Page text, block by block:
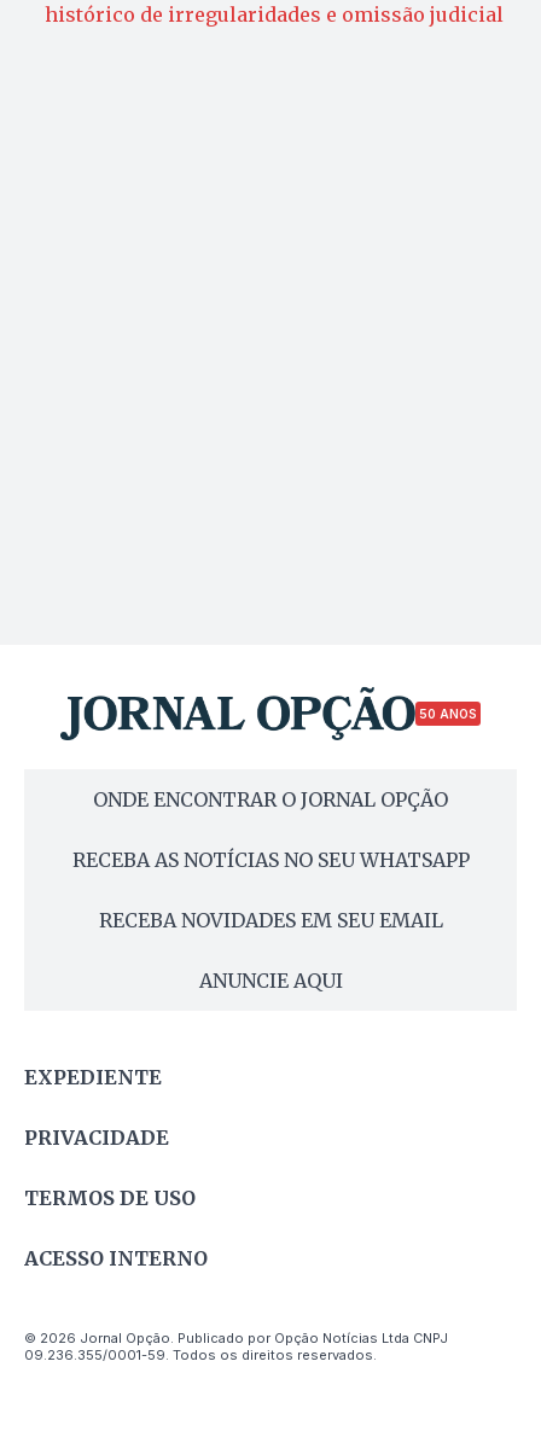
histórico de irregularidades e omissão judicial
50 ANOS
ONDE ENCONTRAR O JORNAL OPÇÃO
RECEBA AS NOTÍCIAS NO SEU WHATSAPP
RECEBA NOVIDADES EM SEU EMAIL
ANUNCIE AQUI
EXPEDIENTE
PRIVACIDADE
TERMOS DE USO
ACESSO INTERNO
© 2026 Jornal Opção. Publicado por Opção Notícias Ltda CNPJ
09.236.355/0001-59. Todos os direitos reservados.